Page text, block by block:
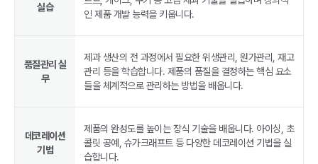
실습
인 제품 개발 능력을 키웁니다.
품질관리 실
무
제과 생산의 전 과정에서 필요한 위생관리, 원가관리, 재고
관리 등을 학습합니다. 제품의 품질을 결정하는 핵심 요소
들을 체계적으로 관리하는 방법을 배웁니다.
데코레이션
기법
제품의 완성도를 높이는 장식 기술을 배웁니다. 아이싱, 초
콜릿 공예, 슈가크래프트 등 다양한 데코레이션 기법을 실
습합니다.